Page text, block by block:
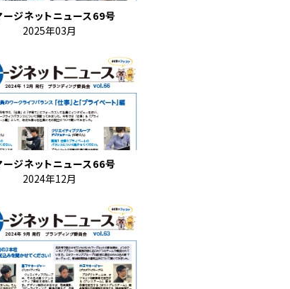
ージネットニュース69号
2025年03月
ージネットニュース66号
2024年12月